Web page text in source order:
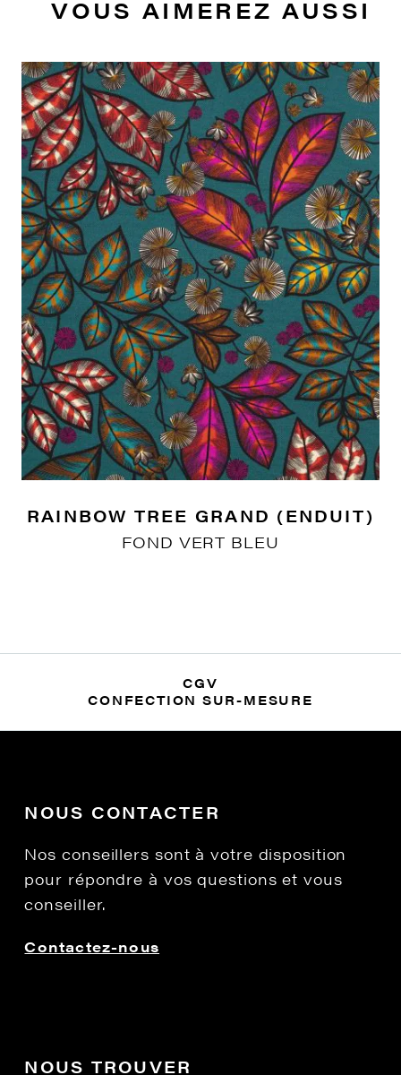
VOUS AIMEREZ AUSSI
RAINBOW TREE GRAND (ENDUIT)
FOND VERT BLEU
CGV
CONFECTION SUR-MESURE
NOUS CONTACTER
Nos conseillers sont à votre disposition
pour répondre à vos questions et vous
conseiller.
Contactez-nous
NOUS TROUVER